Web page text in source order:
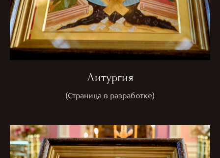
Литургия
(Страница в разработке)